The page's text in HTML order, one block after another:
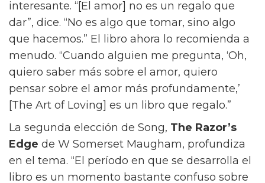
cuando llega el momento de actuar, lo más
práctico es lo romántico.”
La tensión entre el amor, el dinero y el poder
es lo que impulsa a Materialists, y también es
un hilo común en los libros favoritos de Song.
“El amor es uno de los grandes misterios de la
vida,” dice Song. “Cuando estaba en la
universidad, trataba de entender qué es como
un problema psicológico y emocional, pero
también como un problema existencial.”The
Art Of Lovingde Erich Fromm, la primera